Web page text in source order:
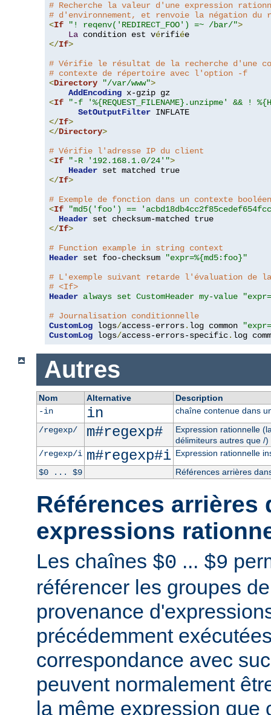
# Recherche la valeur d'une expression
# d'environnement, et renvoie la négation du
<If "! reqenv('REDIRECT_FOO') =~ /bar/">
La condition est vérifié
</If>
# Vérifie le résultat de la recherche d'une
# contexte de répertoire avec l'option -f
<Directory "/var/www">
AddEncoding
<If
"-f '%{REQUEST_FILENAME}.unzipme' && !
SetOutputFilter
</If>
</Directory>
# Vérifie l'adresse IP du client
<If "-R '192.168.1.0/24'">
Header
</If>
# Exemple de fonction dans un contexte booléen
<If
"md5('foo') ==
Header
</If>
# Function example in string context
Header set foo-checksum
"expr=%{md5:foo}"
# L'exemple suivant retarde l'évaluation de
# <If>
Header always set CustomHeader my-value
# Journalisation conditionnelle
CustomLog logs/access-errors. log common
CustomLog logs/access-errors-specific. log
Autres
Nom Alternative
Description
-in
in
chaîne contenue dans
/regexp/
m#regexp#
Expression rationnelle
délimiteurs autres que /)
/regexp/i m#regexp#i Expression rationnelle
$0 ... $9
Références arrières
Références arrières
expressions
Les chaînes $0 ... $9
référencer les groupes
provenance
précédemment
correspondance avec
peuvent normalement
la même expression que